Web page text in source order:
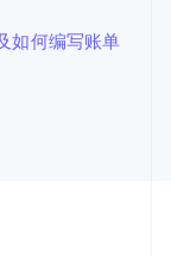
如何编写账单